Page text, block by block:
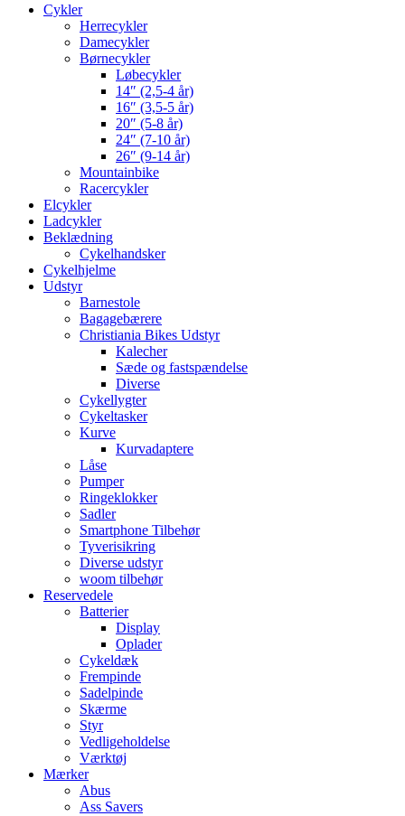
Cykler
Herrecykler
Damecykler
Børnecykler
Løbecykler
14″ (2,5-4 år)
16″ (3,5-5 år)
20″ (5-8 år)
24″ (7-10 år)
26″ (9-14 år)
Mountainbike
Racercykler
Elcykler
Ladcykler
Beklædning
Cykelhandsker
Cykelhjelme
Udstyr
Barnestole
Bagagebærere
Christiania Bikes Udstyr
Kalecher
Sæde og fastspændelse
Diverse
Cykellygter
Cykeltasker
Kurve
Kurvadaptere
Låse
Pumper
Ringeklokker
Sadler
Smartphone Tilbehør
Tyverisikring
Diverse udstyr
woom tilbehør
Reservedele
Batterier
Display
Oplader
Cykeldæk
Frempinde
Sadelpinde
Skærme
Styr
Vedligeholdelse
Værktøj
Mærker
Abus
Ass Savers